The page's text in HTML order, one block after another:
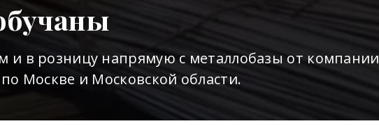
и в розницу напрямую с металлобазы от компании
Москве и Московской области.